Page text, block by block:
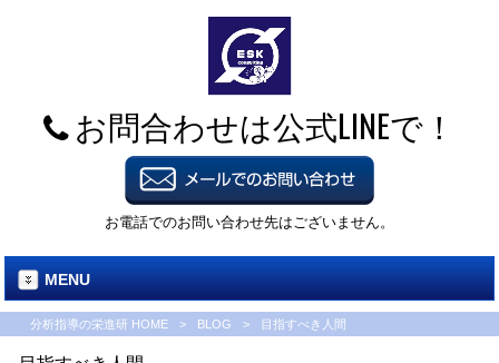
お問合わせは公式LINEで！
お電話でのお問い合わせ先はございません。
MENU
分析指導の栄進研 HOME > BLOG > 目指すべき人間